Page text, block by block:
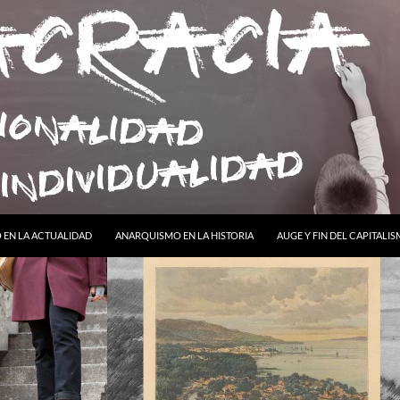
LA ACTUALIDAD
ANARQUISMO EN LA HISTORIA AUGE Y FIN DEL